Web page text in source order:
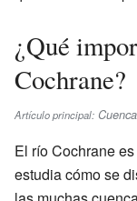
¿Qué
Cochrane?
Artículo principal:
El río Cochrane
estudia cómo se